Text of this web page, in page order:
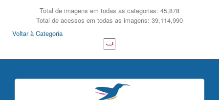
Total de imagens em todas as categorias: 45,878
Total de acessos em todas as imagens: 39,114,990
Voltar à Categoria